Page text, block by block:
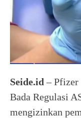
Seide.id – Pfizer
Bada Regulasi
mengizinkan